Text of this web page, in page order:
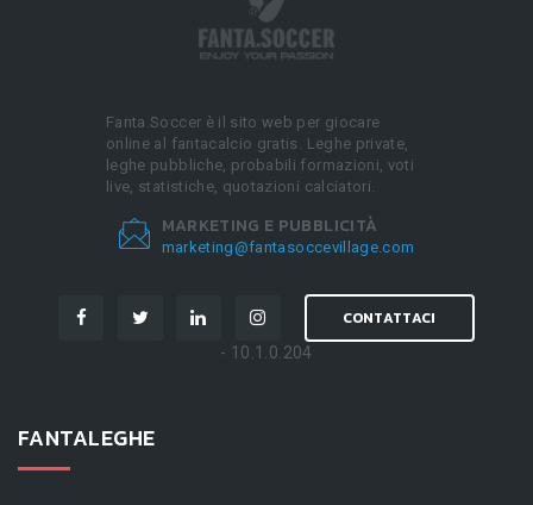
Fanta.Soccer è il sito web per giocare
online al fantacalcio gratis. Leghe private,
leghe pubbliche, probabili formazioni, voti
live, statistiche, quotazioni calciatori.
MARKETING E PUBBLICITÀ
marketing@fantasoccevillage.com
CONTATTACI
- 10.1.0.204
FANTALEGHE